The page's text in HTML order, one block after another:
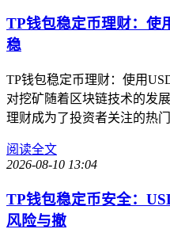
TP钱包稳定币理财：使
稳
TP钱包稳定币理财：使用
对挖矿随着区块链技术的发
理财成为了投资者关注的热
阅读全文
2026-08-10 13:04
TP钱包稳定币安全：
风险与撤